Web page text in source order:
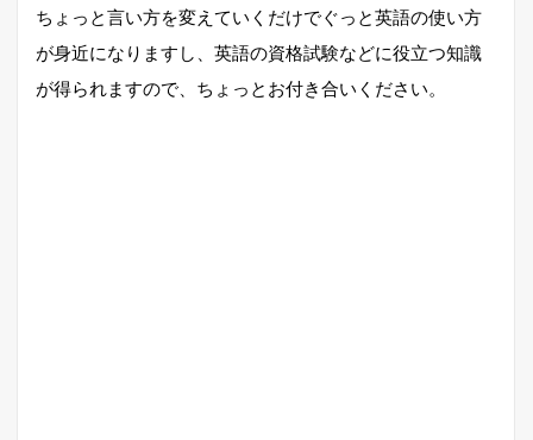
ちょっと言い方を変えていくだけでぐっと英語の使い方
が身近になりますし、英語の資格試験などに役立つ知識
が得られますので、ちょっとお付き合いください。